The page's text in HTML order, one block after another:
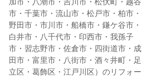
加市・八潮市・吉川市・松伏町・越谷
市・千葉市・流山市・松戸市・柏市・
野田市・市川市・船橋市・鎌ケ谷市・
白井市・八千代市・印西市・我孫子
市・習志野市・佐倉市・四街道市・成
田市・富里市・八街市・酒々井町・足
立区・葛飾区・江戸川区）のリフォー